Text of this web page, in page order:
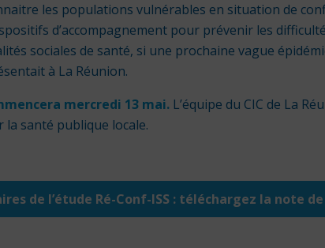
les populations vulnérables en situation de
d’accompagnement pour prévenir les
sociales de santé, si une prochaine vague
à La Réunion.
mercredi 13 mai. L’équipe du CIC de La
santé publique locale.
de l’étude Ré-Conf-ISS : téléchargez la note